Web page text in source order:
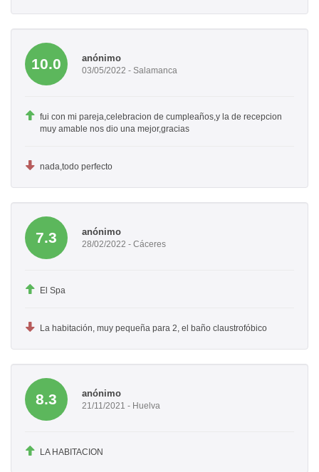
10.0 anónimo
03/05/2022 - Salamanca
fui con mi pareja,celebracion de cumpleaños,y la de recepcion
muy amable nos dio una mejor,gracias
nada,todo perfecto
7.3 anónimo
28/02/2022 - Cáceres
El Spa
La habitación, muy pequeña para 2, el baño claustrofóbico
8.3 anónimo
21/11/2021 - Huelva
LA HABITACION